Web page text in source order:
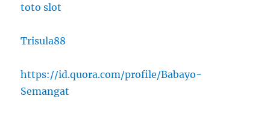
toto slot
Trisula88
https://id.quora.com/profile/Babayo-
Semangat